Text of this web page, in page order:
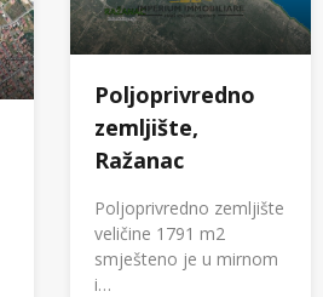
Poljoprivredno
zemljište,
Ražanac
Poljoprivredno zemljište
veličine 1791 m2
smješteno je u mirnom
i…